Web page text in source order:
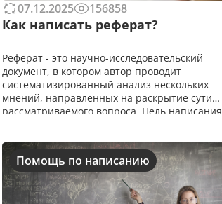
07.12.2025
156858
Как написать реферат?
Реферат - это научно-исследовательский
документ, в котором автор проводит
систематизированный анализ нескольких
мнений, направленных на раскрытие сути
рассматриваемого вопроса. Цель написания
правильном оформлении докумен
Помощь по написанию